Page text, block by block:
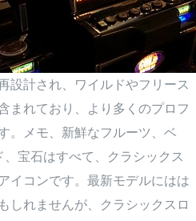
設計され、ワイルドやフリース
まれており、より多くのプロフ
。メモ、新鮮なフルーツ、ベ
宝石はすべて、クラシックス
イコンです。最新モデルにはは
しれませんが、クラシックスロ